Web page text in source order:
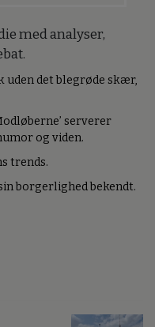
med analyser,
det blegrøde skær,
serverer
og viden.
trends.
borgerlighed bekendt.